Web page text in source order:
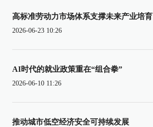
高标准劳动力市场体系支撑未来产业培育
2026-06-23 10:26
AI时代的就业政策重在“组合拳”
2026-06-10 11:26
推动城市低空经济安全可持续发展